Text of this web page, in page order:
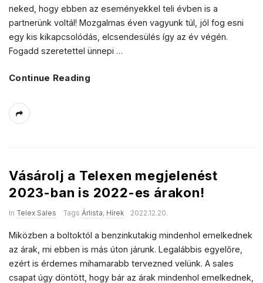
neked, hogy ebben az eseményekkel teli évben is a
partnerünk voltál! Mozgalmas éven vagyunk túl, jól fog esni
egy kis kikapcsolódás, elcsendesülés így az év végén.
Fogadd szeretettel ünnepi …
Continue Reading
Vásárolj a Telexen megjelenést
2023-ban is 2022-es árakon!
In Telex Sales Tags Árlista, Hírek 2022.12.20.
Miközben a boltoktól a benzinkutakig mindenhol emelkednek
az árak, mi ebben is más úton járunk. Legalábbis egyelőre,
ezért is érdemes mihamarabb tervezned velünk. A sales
csapat úgy döntött, hogy bár az árak mindenhol emelkednek,